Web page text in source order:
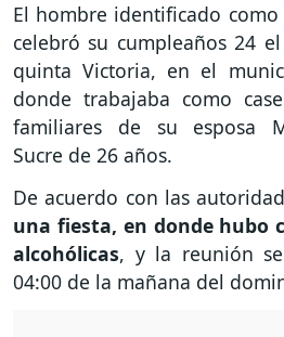
El hombre identificado como
celebró su cumpleaños 24
quinta Victoria, en el
donde trabajaba como
familiares de su esposa
Sucre de 26 años.
De acuerdo con las
una fiesta, en donde hubo
alcohólicas, y la reunión
04:00 de la mañana del